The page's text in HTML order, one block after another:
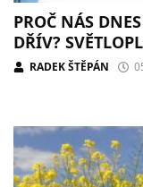
PROČ NÁS
DŘÍV?
RADEK ŠTĚPÁN